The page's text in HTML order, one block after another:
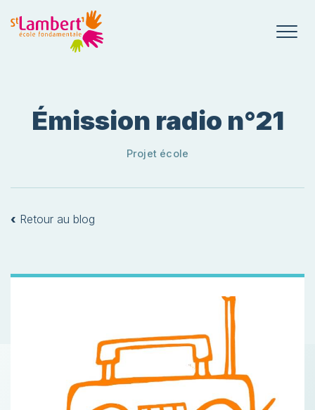
Émission radio n°21
Projet école
‹ Retour au blog